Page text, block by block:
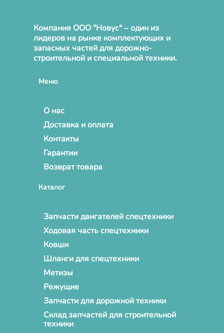
Компания ООО "Новус" – один из
лидеров на рынке комплектующих и
запасных частей для дорожно-
строительной и специальной техники.
Меню
О нас
Доставка и оплата
Контакты
Гарантии
Возврат товара
Каталог
Запчасти двигателей спецтехники
Ходовая часть спецтехники
Ковши
Шланги для спецтехники
Метизы
Режущие
Запчасти для дорожной техники
Склад запчастей для строительной
техники